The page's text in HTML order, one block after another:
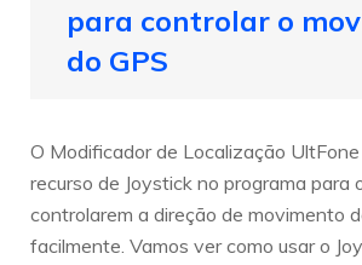
para controlar o
do GPS
O Modificador de Localização UltFone
recurso de Joystick no programa para
controlarem a direção de movimento
facilmente. Vamos ver como usar o